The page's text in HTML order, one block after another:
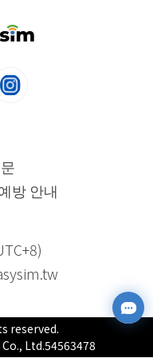
방 안내
reserved.
Ltd.54563478